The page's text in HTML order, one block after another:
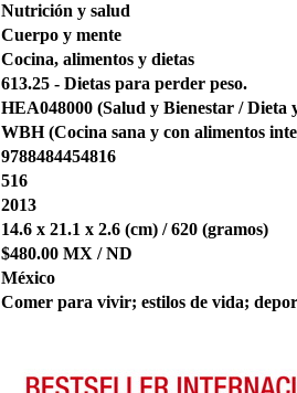
Nutrición y salud
Cuerpo y mente
Cocina, alimentos y dietas
613.25 - Dietas para perder peso.
HEA048000 (Salud y Bienestar / Dieta
WBH (Cocina sana y con alimentos
9788484454816
516
2013
14.6 x 21.1 x 2.6 (cm) / 620 (gramos)
$480.00 MX / ND
México
Comer para vivir; estilos de vida;